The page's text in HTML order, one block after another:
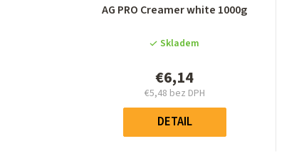
Priemerné
produktu
5,0
z
hviezdičiek.
AG PRO Creamer white 1000g
Skladem
€6,14
€5,48 bez DPH
Jednotková
cena:
DETAIL